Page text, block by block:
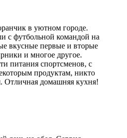
в уютном городе.
с футбольной командой на
вкусные первые и вторые
и многое другое.
питания спортсменов, с
продуктам, никто
Отличная домашняя кухня!